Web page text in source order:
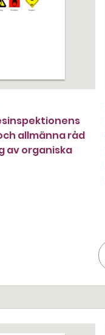
allmänna råd
av organiska